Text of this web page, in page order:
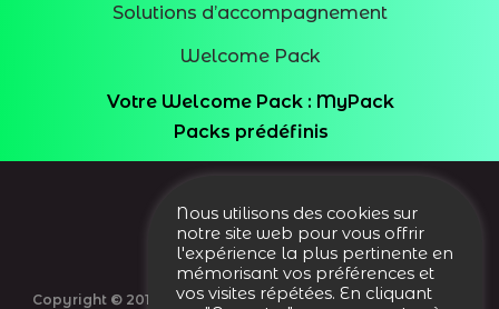
Solutions d’accompagnement
Welcome Pack
Votre Welcome Pack : MyPack
Packs prédéfinis
Copyright © 2012– Quintessence Publicité Sàrl - Tous droits
Nous utilisons des cookies sur
notre site web pour vous offrir
l'expérience la plus pertinente en
mémorisant vos préférences et
vos visites répétées. En cliquant